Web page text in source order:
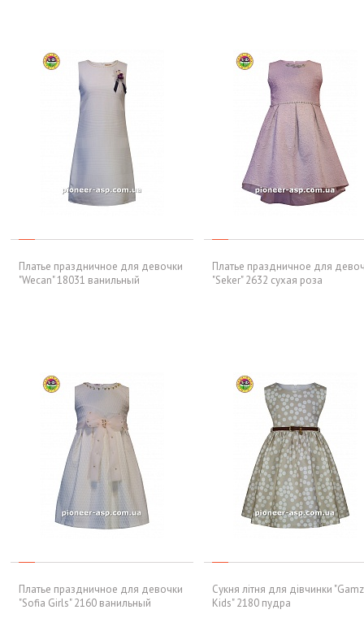
Платье праздничное для девочки
"Wecan" 18031 ванильный
Платье праздничное для
"Seker" 2632 сухая роза
Платье праздничное для девочки
"Sofia Girls" 2160 ванильный
Сукня літня для дівчинки
Kids" 2180 пудра